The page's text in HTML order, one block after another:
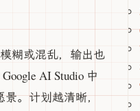
糊或混乱，输出也
AI Studio 中
景。计划越清晰，